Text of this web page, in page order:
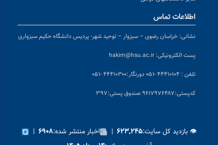
اطلاعات تماس
نشانی: خراسان رضوی – سبزوار – توحید شهر- پردیس دانشگاه حکیم سبزواری
پست الکترونیکی: hakim@hsu.ac.ir
تلفن : ۴۴۴۱۰۱۰۴ -۰۵۱ دورنگار:۴۴۴۱۰۳۰۰ -۰۵۱
کدپستی:۹۶۱۷۹۷۶۴۸۷ صندوق پستی:۳۹۷
👁 بازدید کل سایت:۶۲۳,۲۴۵ | اخبار منتشر شده:۶۹۰۸ |